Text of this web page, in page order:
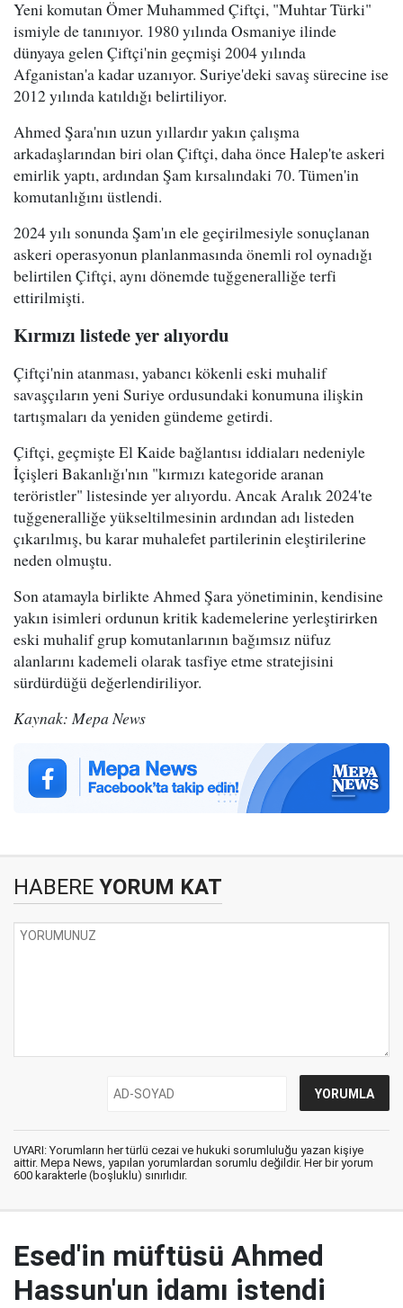
Yeni komutan Ömer Muhammed Çiftçi, "Muhtar Türki"
ismiyle de tanınıyor. 1980 yılında Osmaniye ilinde
dünyaya gelen Çiftçi'nin geçmişi 2004 yılında
Afganistan'a kadar uzanıyor. Suriye'deki savaş sürecine ise
2012 yılında katıldığı belirtiliyor.
Ahmed Şara'nın uzun yıllardır yakın çalışma
arkadaşlarından biri olan Çiftçi, daha önce Halep'te askeri
emirlik yaptı, ardından Şam kırsalındaki 70. Tümen'in
komutanlığını üstlendi.
2024 yılı sonunda Şam'ın ele geçirilmesiyle sonuçlanan
askeri operasyonun planlanmasında önemli rol oynadığı
belirtilen Çiftçi, aynı dönemde tuğgeneralliğe terfi
ettirilmişti.
Kırmızı listede yer alıyordu
Çiftçi'nin atanması, yabancı kökenli eski muhalif
savaşçıların yeni Suriye ordusundaki konumuna ilişkin
tartışmaları da yeniden gündeme getirdi.
Çiftçi, geçmişte El Kaide bağlantısı iddiaları nedeniyle
İçişleri Bakanlığı'nın "kırmızı kategoride aranan
teröristler" listesinde yer alıyordu. Ancak Aralık 2024'te
tuğgeneralliğe yükseltilmesinin ardından adı listeden
çıkarılmış, bu karar muhalefet partilerinin eleştirilerine
neden olmuştu.
Son atamayla birlikte Ahmed Şara yönetiminin, kendisine
yakın isimleri ordunun kritik kademelerine yerleştirirken
eski muhalif grup komutanlarının bağımsız nüfuz
alanlarını kademeli olarak tasfiye etme stratejisini
sürdürdüğü değerlendiriliyor.
Kaynak: Mepa News
HABERE YORUM KAT
UYARI: Yorumların her türlü cezai ve hukuki sorumluluğu yazan kişiye
aittir. Mepa News, yapılan yorumlardan sorumlu değildir. Her bir yorum
600 karakterle (boşluklu) sınırlıdır.
Esed'in müftüsü Ahmed
Hassun'un idamı istendi